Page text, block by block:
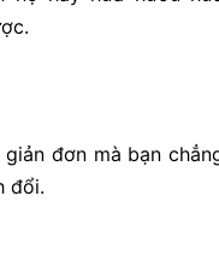
đơn mà bạn
đổi.